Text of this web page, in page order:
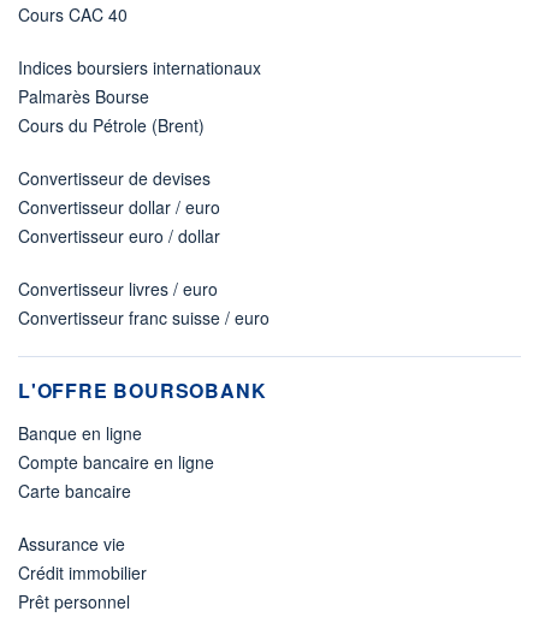
Cours CAC 40
Indices boursiers internationaux
Palmarès Bourse
Cours du Pétrole (Brent)
Convertisseur de devises
Convertisseur dollar / euro
Convertisseur euro / dollar
Convertisseur livres / euro
Convertisseur franc suisse / euro
L'OFFRE BOURSOBANK
Banque en ligne
Compte bancaire en ligne
Carte bancaire
Assurance vie
Crédit immobilier
Prêt personnel